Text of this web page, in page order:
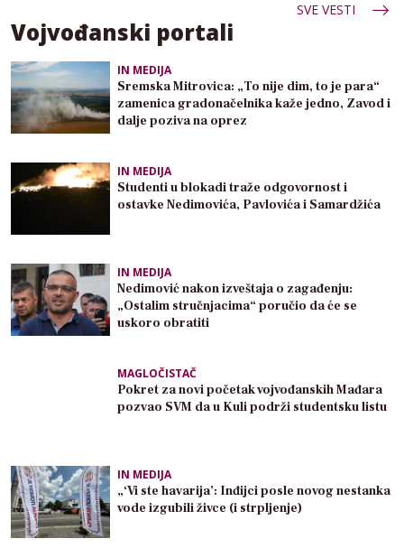
SVE VESTI
Vojvođanski portali
IN MEDIJA
Sremska Mitrovica: „To nije dim, to je para“
zamenica gradonačelnika kaže jedno, Zavod i
dalje poziva na oprez
IN MEDIJA
Studenti u blokadi traže odgovornost i
ostavke Nedimovića, Pavlovića i Samardžića
IN MEDIJA
Nedimović nakon izveštaja o zagađenju:
„Ostalim stručnjacima“ poručio da će se
uskoro obratiti
MAGLOČISTAČ
Pokret za novi početak vojvođanskih Mađara
pozvao SVM da u Kuli podrži studentsku listu
IN MEDIJA
„‘Vi ste havarija’: Inđijci posle novog nestanka
vode izgubili živce (i strpljenje)